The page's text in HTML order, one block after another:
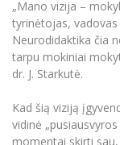
„Mano vizija –
tyrinėtojas, vadovas
Neurodidaktika čia
tarpu mokiniai
dr. J. Starkutė.
Kad šią viziją
vidinė
momentai skirti